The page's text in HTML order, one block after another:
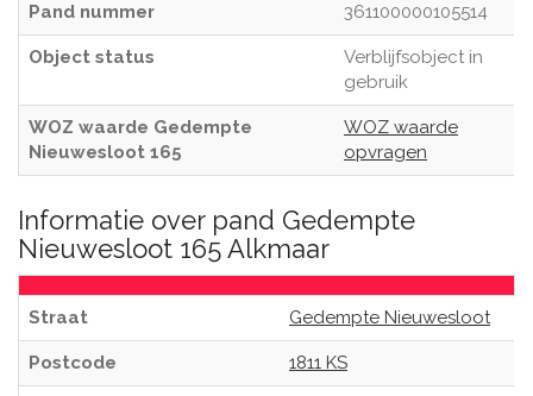
Pand nummer 361100000105514
Object status
Verblijfsobject in
gebruik
WOZ waarde Gedempte
Nieuwesloot 165
WOZ waarde
opvragen
Informatie over pand Gedempte
Nieuwesloot 165 Alkmaar
Straat Gedempte Nieuwesloot
Postcode 1811 KS